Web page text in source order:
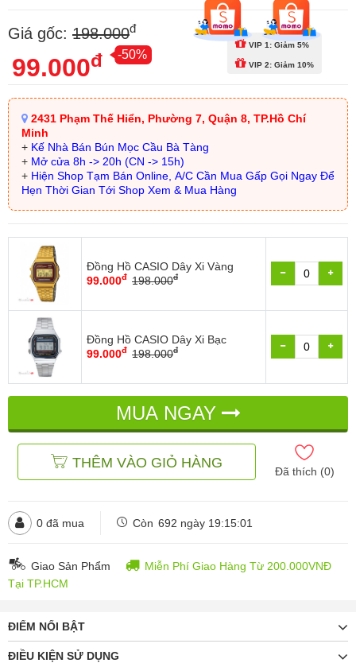
Giá gốc: 198.000đ
99.000đ -50%
VIP 1: Giảm 5%
VIP 2: Giảm 10%
2431 Phạm Thế Hiển, Phường 7, Quận 8, TP.Hồ Chí
Minh
+ Kế Nhà Bán Bún Mọc Cầu Bà Tàng
+ Mở cửa 8h -> 20h (CN -> 15h)
+ Hiện Shop Tạm Bán Online, A/C Cần Mua Gấp Gọi Ngay Để
Hẹn Thời Gian Tới Shop Xem & Mua Hàng
Đồng Hồ CASIO Dây Xi Vàng
99.000đ 198.000đ
Đồng Hồ CASIO Dây Xi Bạc
99.000đ 198.000đ
MUA NGAY
THÊM VÀO GIỎ HÀNG
Đã thích (0)
0 đã mua Còn 692 ngày 19:15:01
Giao Sản Phẩm
Miễn Phí Giao Hàng Từ 200.000VNĐ
Tại TP.HCM
ĐIỂM NỔI BẬT
ĐIỀU KIỆN SỬ DỤNG